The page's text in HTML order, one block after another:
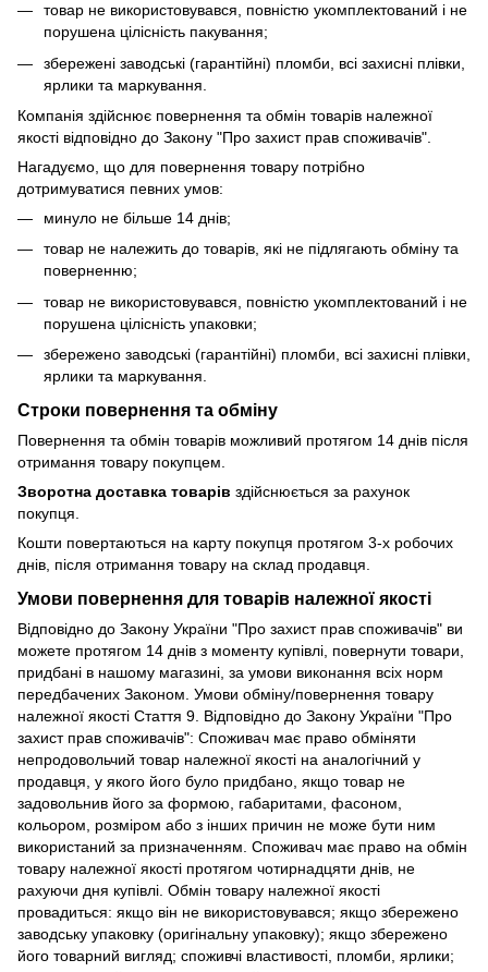
товар не використовувався, повністю укомплектований і не
порушена цілісність пакування;
збережені заводські (гарантійні) пломби, всі захисні плівки,
ярлики та маркування.
Компанія здійснює повернення та обмін товарів належної
якості відповідно до Закону "Про захист прав споживачів".
Нагадуємо, що для повернення товару потрібно
дотримуватися певних умов:
минуло не більше 14 днів;
товар не належить до товарів, які не підлягають обміну та
поверненню;
товар не використовувався, повністю укомплектований і не
порушена цілісність упаковки;
збережено заводські (гарантійні) пломби, всі захисні плівки,
ярлики та маркування.
Строки повернення та обміну
Повернення та обмін товарів можливий протягом 14 днів після
отримання товару покупцем.
Зворотна доставка товарів здійснюється за рахунок
покупця.
Кошти повертаються на карту покупця протягом 3-х робочих
днів, після отримання товару на склад продавця.
Умови повернення для товарів належної якості
Відповідно до Закону України "Про захист прав споживачів" ви
можете протягом 14 днів з моменту купівлі, повернути товари,
придбані в нашому магазині, за умови виконання всіх норм
передбачених Законом. Умови обміну/повернення товару
належної якості Стаття 9. Відповідно до Закону України "Про
захист прав споживачів": Споживач має право обміняти
непродовольчий товар належної якості на аналогічний у
продавця, у якого його було придбано, якщо товар не
задовольнив його за формою, габаритами, фасоном,
кольором, розміром або з інших причин не може бути ним
використаний за призначенням. Споживач має право на обмін
товару належної якості протягом чотирнадцяти днів, не
рахуючи дня купівлі. Обмін товару належної якості
провадиться: якщо він не використовувався; якщо збережено
заводську упаковку (оригінальну упаковку); якщо збережено
його товарний вигляд; споживчі властивості, пломби, ярлики;